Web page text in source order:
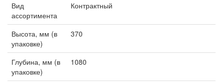
Вид
ассортимента
Контрактный
Высота, мм (в
упаковке)
370
Глубина, мм (в
упаковке)
1080